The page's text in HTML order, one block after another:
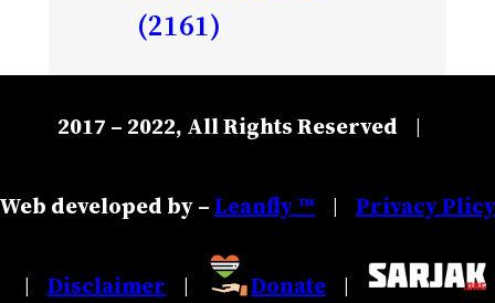
(2161)
2017 – 2022, All Rights Reserved |
Web developed by –Leanfly ™ | Privacy Plicy
| Disclaimer | Donate |